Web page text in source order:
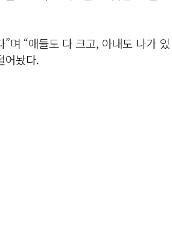
며 “애들도 다 크고, 아내도 나가 있
어놨다.